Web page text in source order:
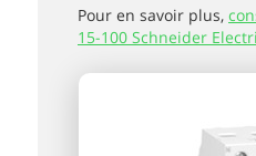
Pour en savoir plus,
15-100 Schneider